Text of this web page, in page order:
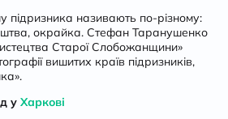
підризника називають по-різному:
окрайка. Стефан Таранушенко
Старої Слобожанщини»
вишитих країв підризників,
у Харкові